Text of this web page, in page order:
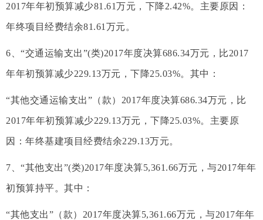
2017年年初预算减少81.61万元，下降2.42%。主要原因：
年终项目经费结余81.61万元。
6、“交通运输支出”(类)2017年度决算686.34万元，比2017
年年初预算减少229.13万元，下降25.03%。其中：
“其他交通运输支出”（款）2017年度决算686.34万元，比
2017年年初预算减少229.13万元，下降25.03%。主要原
因：年终基建项目经费结余229.13万元。
7、“其他支出”(类)2017年度决算5,361.66万元，与2017年年
初预算持平。其中：
“其他支出”（款）2017年度决算5,361.66万元，与2017年年